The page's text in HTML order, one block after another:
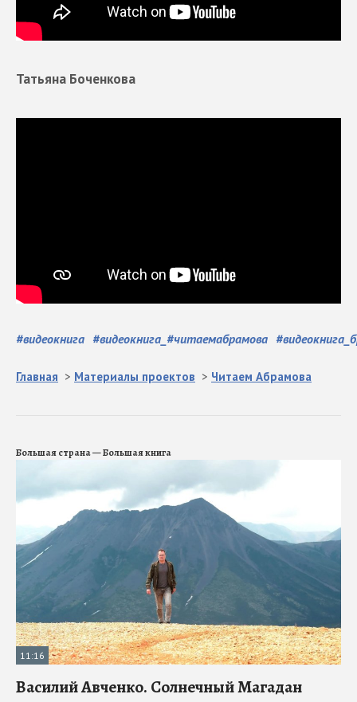
Татьяна Боченкова
#видеокнига #видеокнига_#читаемабрамова #
Главная > Материалы проектов > Читаем Абрамова
Большая страна — Большая книга
11:16
Василий Авченко. Солнечный Магадан